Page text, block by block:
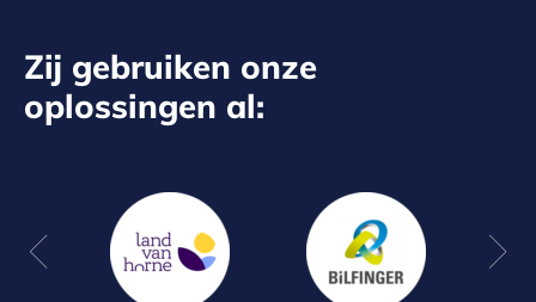
Zij gebruiken onze
oplossingen al: